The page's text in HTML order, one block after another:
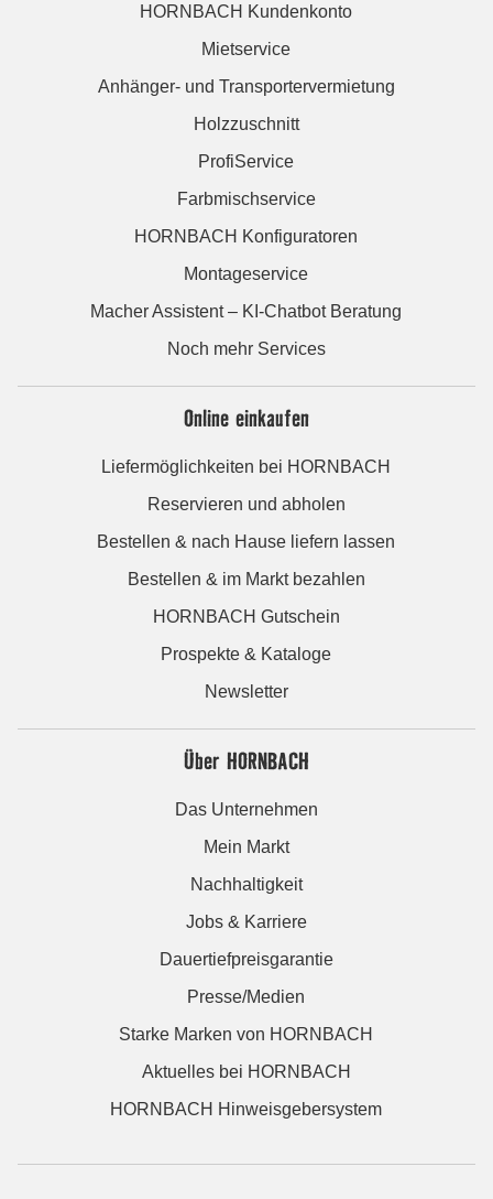
HORNBACH Kundenkonto
Mietservice
Anhänger- und Transportervermietung
Holzzuschnitt
ProfiService
Farbmischservice
HORNBACH Konfiguratoren
Montageservice
Macher Assistent – KI-Chatbot Beratung
Noch mehr Services
Online einkaufen
Liefermöglichkeiten bei HORNBACH
Reservieren und abholen
Bestellen & nach Hause liefern lassen
Bestellen & im Markt bezahlen
HORNBACH Gutschein
Prospekte & Kataloge
Newsletter
Über HORNBACH
Das Unternehmen
Mein Markt
Nachhaltigkeit
Jobs & Karriere
Dauertiefpreisgarantie
Presse/Medien
Starke Marken von HORNBACH
Aktuelles bei HORNBACH
HORNBACH Hinweisgebersystem